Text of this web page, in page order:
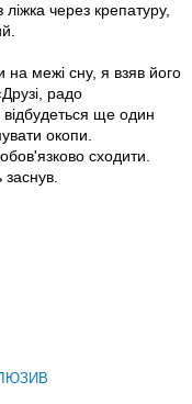
через крепатуру,
межі сну, я взяв його
радо
ще один
окопи.
сходити.